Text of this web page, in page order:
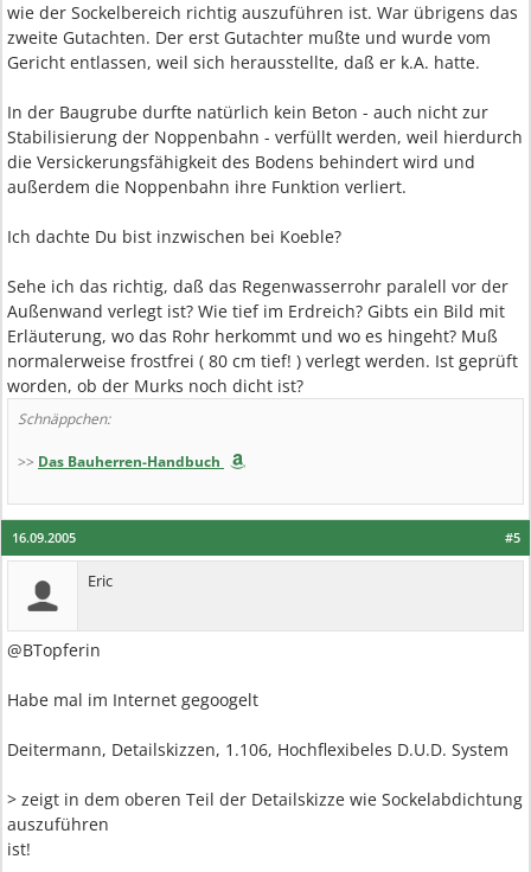
wie der Sockelbereich richtig auszuführen ist. War übrigens das
zweite Gutachten. Der erst Gutachter mußte und wurde vom
Gericht entlassen, weil sich herausstellte, daß er k.A. hatte.
In der Baugrube durfte natürlich kein Beton - auch nicht zur
Stabilisierung der Noppenbahn - verfüllt werden, weil hierdurch
die Versickerungsfähigkeit des Bodens behindert wird und
außerdem die Noppenbahn ihre Funktion verliert.
Ich dachte Du bist inzwischen bei Koeble?
Sehe ich das richtig, daß das Regenwasserrohr paralell vor der
Außenwand verlegt ist? Wie tief im Erdreich? Gibts ein Bild mit
Erläuterung, wo das Rohr herkommt und wo es hingeht? Muß
normalerweise frostfrei ( 80 cm tief! ) verlegt werden. Ist geprüft
worden, ob der Murks noch dicht ist?
Schnäppchen:
>> Das Bauherren-Handbuch
#5
16.09.2005
Eric
@BTopferin
Habe mal im Internet gegoogelt
Deitermann, Detailskizzen, 1.106, Hochflexibeles D.U.D. System
> zeigt in dem oberen Teil der Detailskizze wie Sockelabdichtung
auszuführen
ist!